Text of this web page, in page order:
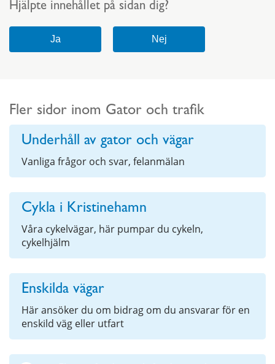
Hjälpte innehållet på sidan dig?
Fler sidor inom Gator och trafik
Underhåll av gator och vägar
Vanliga frågor och svar, felanmälan
Cykla i Kristinehamn
Våra cykelvägar, här pumpar du cykeln,
cykelhjälm
Enskilda vägar
Här ansöker du om bidrag om du ansvarar för en
enskild väg eller utfart